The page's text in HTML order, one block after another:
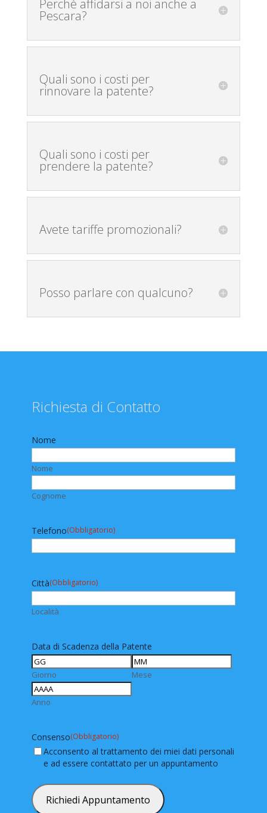
Perchè affidarsi a noi anche a
Pescara?
Quali sono i costi per
rinnovare la patente?
Quali sono i costi per
prendere la patente?
Avete tariffe promozionali?
Posso parlare con qualcuno?
Richiesta di Contatto
Nome
Nome
Cognome
Telefono(Obbligatorio)
Città(Obbligatorio)
Località
Data di Scadenza della Patente
Giorno Mese
Anno
Consenso(Obbligatorio)
Acconsento al trattamento dei miei dati personali
e ad essere contattato per un appuntamento